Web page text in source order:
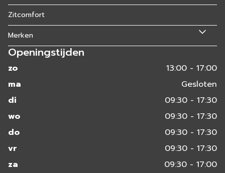
Zitcomfort
Merken
Openingstijden
zo
13:00 - 17:00
ma
Gesloten
di
09:30 - 17:30
wo
09:30 - 17:30
do
09:30 - 17:30
vr
09:30 - 17:30
za
09:30 - 17:00